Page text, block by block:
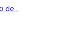
de...